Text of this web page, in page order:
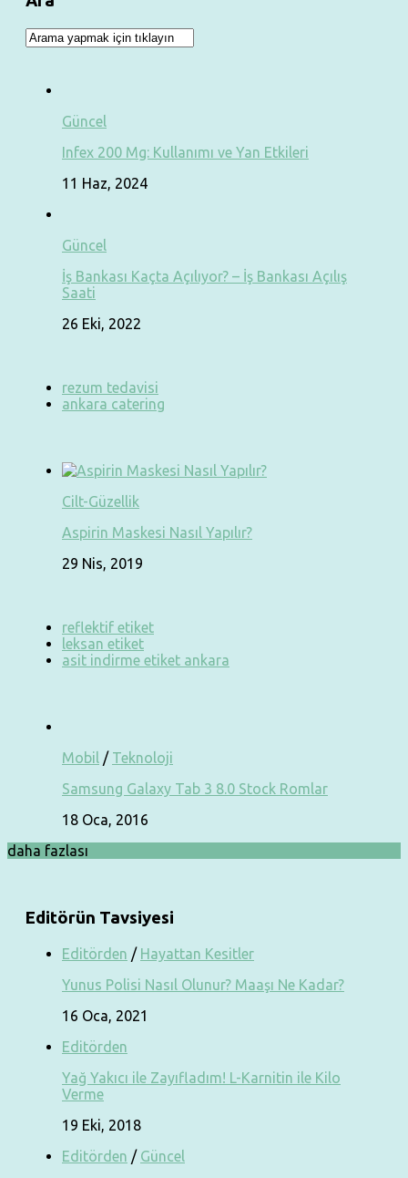
Güncel
Infex 200 Mg: Kullanımı ve Yan Etkileri
11 Haz, 2024
Güncel
İş Bankası Kaçta Açılıyor? – İş Bankası Açılış
Saati
26 Eki, 2022
rezum tedavisi
ankara catering
Cilt-Güzellik
Aspirin Maskesi Nasıl Yapılır?
29 Nis, 2019
reflektif etiket
leksan etiket
asit indirme etiket ankara
Mobil / Teknoloji
Samsung Galaxy Tab 3 8.0 Stock Romlar
18 Oca, 2016
daha fazlası
Editörün Tavsiyesi
Editörden / Hayattan Kesitler
Yunus Polisi Nasıl Olunur? Maaşı Ne Kadar?
16 Oca, 2021
Editörden
Yağ Yakıcı ile Zayıfladım! L-Karnitin ile Kilo
Verme
19 Eki, 2018
Editörden / Güncel